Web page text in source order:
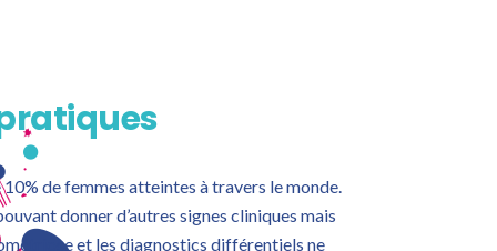
de femmes atteintes à travers le monde.
donner d’autres signes cliniques mais
et les diagnostics différentiels ne